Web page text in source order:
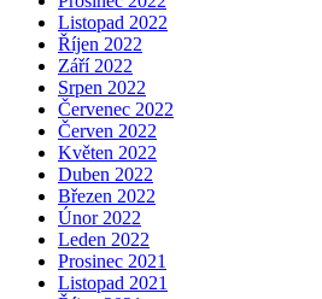
Listopad 2022
Říjen 2022
Září 2022
Srpen 2022
Červenec 2022
Červen 2022
Květen 2022
Duben 2022
Březen 2022
Únor 2022
Leden 2022
Prosinec 2021
Listopad 2021